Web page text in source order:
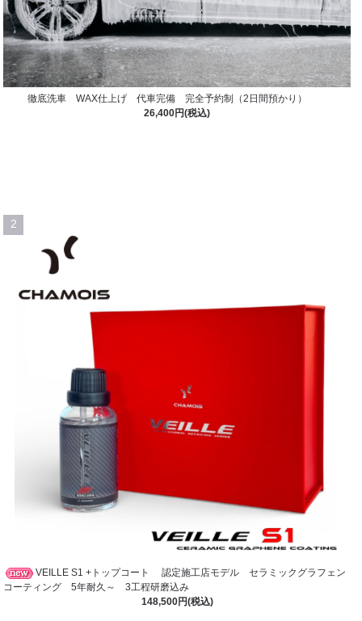
徹底洗車 WAX仕上げ 代車完備 完全予約制（2日間預かり）
26,400円(税込)
2
VEILLE S1 +トップコート 認定施工店モデル セラミックグラフェン
コーティング 5年耐久～ 3工程研磨込み
148,500円(税込)